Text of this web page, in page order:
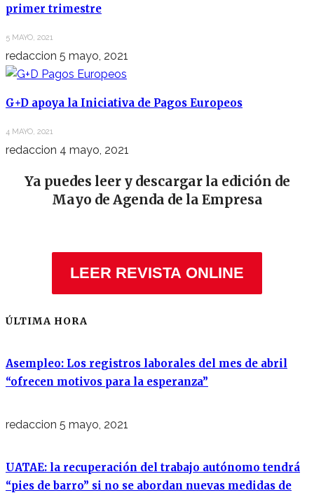
primer trimestre
5 MAYO, 2021
redaccion 5 mayo, 2021
G+D apoya la Iniciativa de Pagos Europeos
4 MAYO, 2021
redaccion 4 mayo, 2021
Ya puedes leer y descargar la edición de
Mayo de Agenda de la Empresa
LEER REVISTA ONLINE
ÚLTIMA HORA
Asempleo: Los registros laborales del mes de abril
“ofrecen motivos para la esperanza”
redaccion 5 mayo, 2021
UATAE: la recuperación del trabajo autónomo tendrá
“pies de barro” si no se abordan nuevas medidas de